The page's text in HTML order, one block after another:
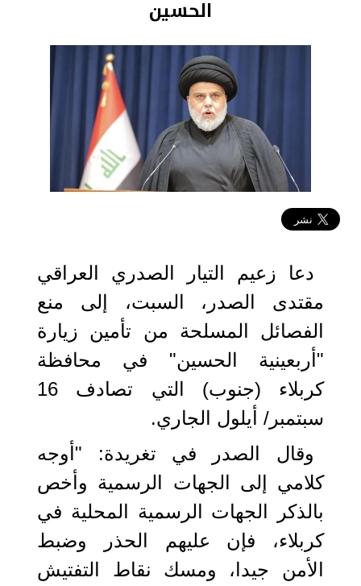
الحسين
دعا زعيم التيار الصدري العراقي
مقتدى الصدر، السبت، إلى منع
الفصائل المسلحة من تأمين زيارة
"أربعينية الحسين" في محافظة
كربلاء (جنوب) التي تصادف 16
سبتمبر/ أيلول الجاري.
وقال الصدر في تغريدة: "أوجه
كلامي إلى الجهات الرسمية وأخص
بالذكر الجهات الرسمية المحلية في
كربلاء، فإن عليهم الحذر وضبط
الأمن جيدا، ومسك نقاط التفتيش